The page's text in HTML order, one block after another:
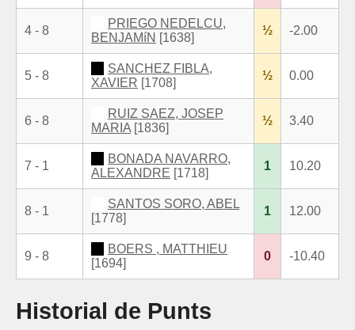
4 - 8
PRIEGO NEDELCU,
BENJAMíN [1638]
½ -2.00
5 - 8
SANCHEZ FIBLA,
XAVIER [1708]
½ 0.00
6 - 8
RUIZ SAEZ, JOSEP
MARIA [1836]
½ 3.40
7 - 1
BONADA NAVARRO,
ALEXANDRE [1718]
1 10.20
8 - 1
SANTOS SORO, ABEL
[1778]
1 12.00
9 - 8
BOERS , MATTHIEU
[1694]
0 -10.40
Historial de Punts